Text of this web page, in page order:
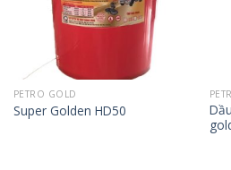
PETRO GOLD
Super Golden HD50